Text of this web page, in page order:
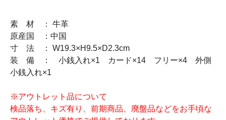
素 材 ： 牛革
原産国 ：中国
寸 法 ： W19.3×H9.5×D2.3cm
装 備 ： 小銭入れ×1 カード×14 フリー×4 外側
小銭入れ×1
※アウトレット品について
検品落ち、キズ有り、前期商品、廃盤品などをお手頃な